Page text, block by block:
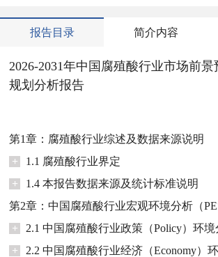
报告目录 简介内容
2026-2031年中国腐殖酸行业市场前
规划分析报告
第1章：腐殖酸行业综述及数据来源说明
+
1.1 腐殖酸行业界定
+
1.4 本报告数据来源及统计标准说明
第2章：中国腐殖酸行业宏观环境分析（
+
2.1 中国腐殖酸行业政策（Policy）环境
+
2.2 中国腐殖酸行业经济（Economy）